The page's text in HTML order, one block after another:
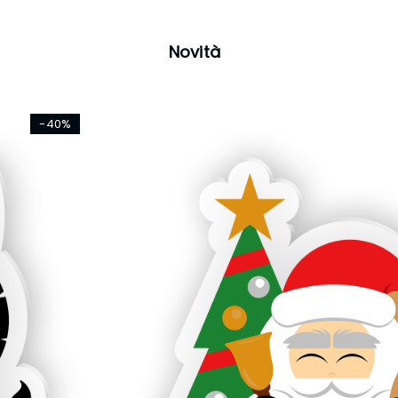
Novità
-40%